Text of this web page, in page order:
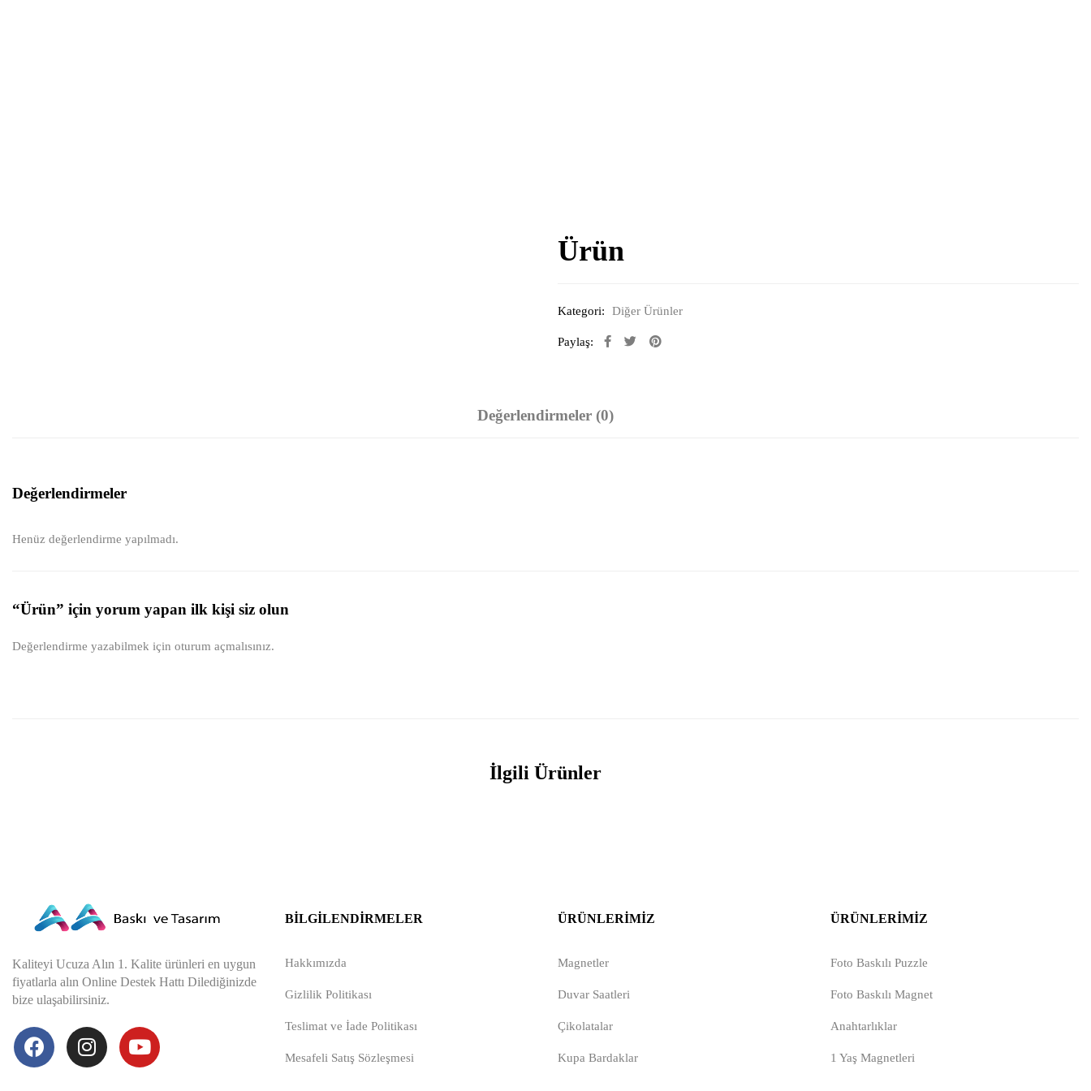
Ürün
Kategori: Diğer Ürünler
Paylaş:
Değerlendirmeler (0)
Değerlendirmeler
Henüz değerlendirme yapılmadı.
“Ürün” için yorum yapan ilk kişi siz olun
Değerlendirme yazabilmek için oturum açmalısınız.
İlgili Ürünler
Kaliteyi Ucuza Alın 1. Kalite ürünleri en uygun
fiyatlarla alın Online Destek Hattı Dilediğinizde
bize ulaşabilirsiniz.
BILGILENDIRMELER
Hakkımızda
Gizlilik Politikası
Teslimat ve İade Politikası
Mesafeli Satış Sözleşmesi
ÜRÜNLERIMIZ
Magnetler
Duvar Saatleri
Çikolatalar
Kupa Bardaklar
ÜRÜNLERIMIZ
Foto Baskılı Puzzle
Foto Baskılı Magnet
Anahtarlıklar
1 Yaş Magnetleri